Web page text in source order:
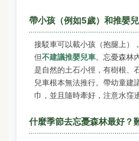
帶小孩（例如5歲）和推嬰
接駁車可以載小孩（抱腿上）
但不建議推嬰兒車。忘憂森林
是自然的土石小徑，有樹根、
兒車根本無法推行。帶幼童建
巾，並且隨時牽好，注意水窪
什麼季節去忘憂森林最好？